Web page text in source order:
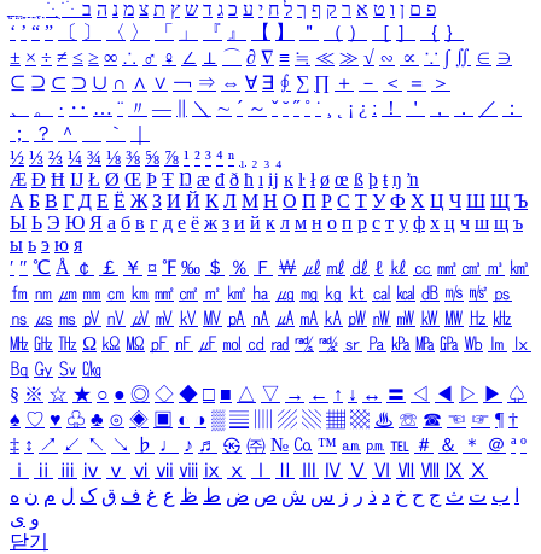
ִֶֹ ֻּ ׁׂ פ ם ן ו ט א ר ק ף ך ל ח י ע כ ג ד ש ץ ת צ מ נ ה ב
‘ ’ “ ” 〔 〕 〈 〉 「 」 『 』 【 】 ＂ （ ） ［ ］ ｛ ｝
± × ÷ ≠ ≤ ≥ ∞ ∴ ♂ ♀ ∠ ⊥ ⌒ ∂ ∇ ≡ ≒ ≪ ≫ √ ∽ ∝ ∵ ∫ ∬ ∈ ∋
⊆ ⊇ ⊂ ⊃ ∪ ∩ ∧ ∨ ￢ ⇒ ⇔ ∀ ∃ ∮ ∑ ∏ ＋ － ＜ ＝
＞
、
。 · ‥ … ¨ 〃 ― ＼ ∼ ´ ～ ˇ ˘ ˝ ˚ ˙ ¸ ¡ ¿ ː ！ ＇ ， ． ／
：
；
？ ＾ ｀
½ ⅓ ⅔ ¼ ¾ ⅛ ⅜ ⅝ ⅞ ¹ ² ³ ⁴ ⁿ ₁ ₂ ₃ ₄
Æ Ð Ħ Ĳ Ł Ø Œ Þ Ŧ Ŋ æ đ ð ħ ı ĳ ĸ ŀ ł ø œ ß þ ŧ ŋ ŉ
А Б В Г Д Е Ё Ж З И Й К Л М Н О П Р С Т У Ф Х Ц Ч Ш Щ Ъ
Ы Ь Э Ю Я а б в г д е ё ж з и й к л м н о п р с т у ф х ц ч ш щ ъ
ы ь э ю я
′ ″ ℃ Å ￠ ￡ ￥ ¤ ℉ ‰ ＄ ％ Ｆ ￦ ㎕ ㎖ ㎗ ℓ ㎘ ㏄ ㎣ ㎤ ㎥ ㎦
㎙ ㎚ ㎛ ㎜ ㎝ ㎞ ㎟ ㎠ ㎡ ㎢ ㏊ ㎍ ㎎ ㎏ ㏏ ㎈ ㎉ ㏈ ㎧ ㎨ ㎰
㎱ ㎲ ㎳ ㎴ ㎵ ㎶ ㎷ ㎸ ㎹ ㎀ ㎁ ㎂ ㎃ ㎄ ㎺ ㎻ ㎽ ㎾ ㎿ ㎐ ㎑
㎒ ㎓ ㎔ Ω ㏀ ㏁ ㎊ ㎋ ㎌ ㏖ ㏅ ㎭ ㎮ ㎯ ㏛ ㎩ ㎪ ㎫ ㎬ ㏝ ㏐
㏓
㏃ ㏉ ㏜ ㏆
§ ※ ☆ ★ ○ ● ◎ ◇ ◆ □ ■ △ ▽ → ← ↑ ↓ ↔ 〓 ◁ ◀ ▷ ▶ ♤
♠ ♡ ♥ ♧ ♣ ⊙ ◈ ▣ ◐ ◑ ▒ ▤ ▨ ▧ ▦ ▩ ♨ ☏ ☎ ☜ ☞ ¶ †
‡ ↕ ↗ ↙ ↖ ↘ ♭ ♩ ♪ ♬ ㉿ ㈜ № ㏇ ™ ㏂ ㏘ ℡ ＃ ＆ ＊ ＠ ª º
ⅰ
ⅱ ⅲ ⅳ ⅴ ⅵ ⅶ ⅷ ⅸ ⅹ Ⅳ Ⅴ Ⅵ Ⅶ Ⅷ Ⅸ Ⅹ
ب ت ث ج ح خ د ذ ر ز س ش ص ض ط ظ ع غ ف ق ک ل م ن ه
و ی
닫기